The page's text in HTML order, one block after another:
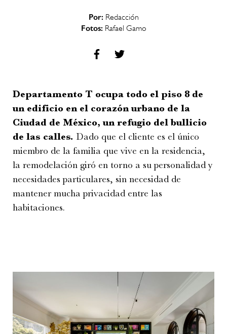
Por: Redacción
Fotos: Rafael Gamo
Departamento T ocupa todo el piso 8 de
un edificio en el corazón urbano de la
Ciudad de México, un refugio del bullicio
de las calles. Dado que el cliente es el único
miembro de la familia que vive en la residencia,
la remodelación giró en torno a su personalidad y
necesidades particulares, sin necesidad de
mantener mucha privacidad entre las
habitaciones.